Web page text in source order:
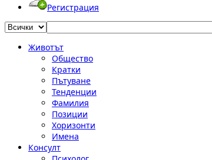
Регистрация
Животът
Общество
Кратки
Пътуване
Тенденции
Фамилия
Позиции
Хоризонти
Имена
Консулт